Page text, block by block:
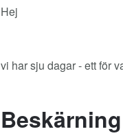
Hej
vi har sju dagar - ett för